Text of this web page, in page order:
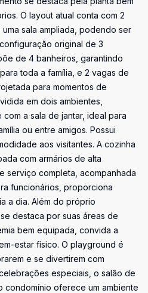
O layout atual conta com 2
sala ampliada, podendo ser
original de 3
de 4 banheiros, garantindo
toda a família, e 2 vagas de
para momentos de
em dois ambientes,
a sala de jantar, ideal para
ou entre amigos. Possui
aos visitantes. A cozinha
com armários de alta
serviço completa, acompanhada
funcionários, proporciona
a dia. Além do próprio
destaca por suas áreas de
bem equipada, convida a
estar físico. O playground é
e se divertirem com
especiais, o salão de
condomínio oferece um ambiente